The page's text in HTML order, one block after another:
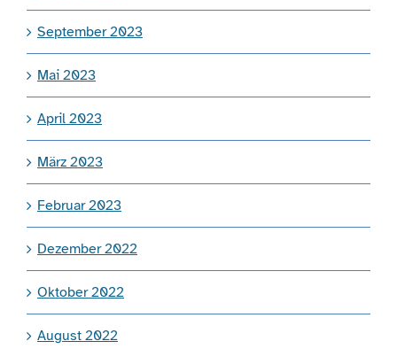
September 2023
Mai 2023
April 2023
März 2023
Februar 2023
Dezember 2022
Oktober 2022
August 2022